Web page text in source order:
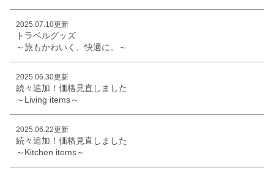
2025.07.10更新
トラベルグッズ
～旅もかわいく、快適に。～
2025.06.30更新
続々追加！価格見直しました
～Living items～
2025.06.22更新
続々追加！価格見直しました
～Kitchen items～